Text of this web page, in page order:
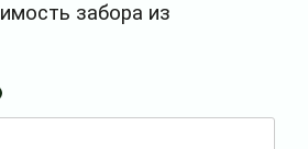
забора из